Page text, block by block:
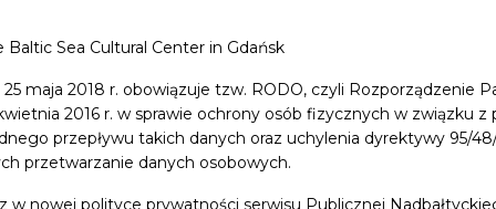
Sea Cultural Center in Gdańsk
maja 2018 r. obowiązuje tzw. RODO, czyli Rozporządzenie
2016 r. w sprawie ochrony osób fizycznych w związku
przepływu takich danych oraz uchylenia dyrektywy 95/
przetwarzanie danych osobowych.
w nowej polityce prywatności serwisu Publicznej
Education Shop Contact